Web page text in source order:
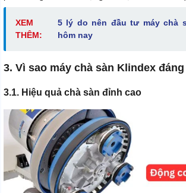
XEM
THÊM:
5 lý do nên đầu tư máy chà
hôm nay
3. Vì sao máy chà sàn Klindex
3.1. Hiệu quả chà sàn đỉnh cao